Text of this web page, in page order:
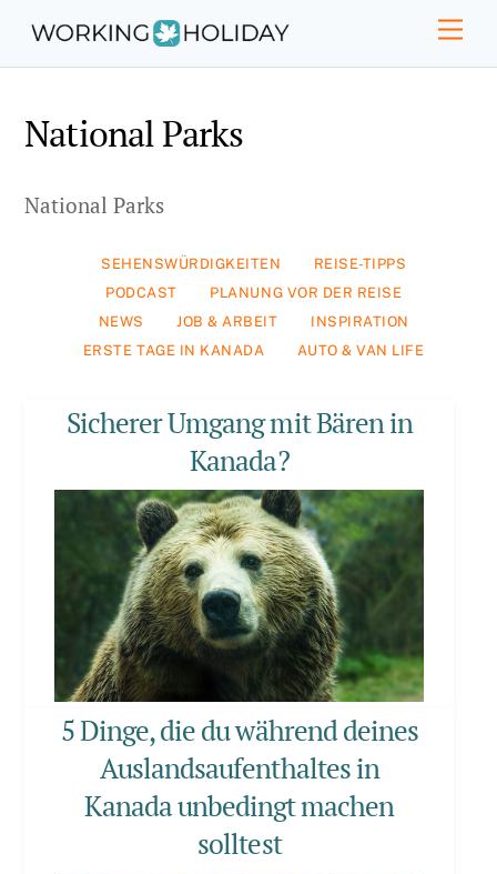
content
National Parks
National Parks
SEHENSWÜRDIGKEITEN
REISE-TIPPS
PODCAST
PLANUNG VOR DER REISE
NEWS
JOB & ARBEIT
INSPIRATION
ERSTE TAGE IN KANADA
AUTO & VAN LIFE
Sicherer Umgang mit Bären in
Kanada?
5 Dinge, die du während deines
Auslandsaufenthaltes in
Kanada unbedingt machen
solltest